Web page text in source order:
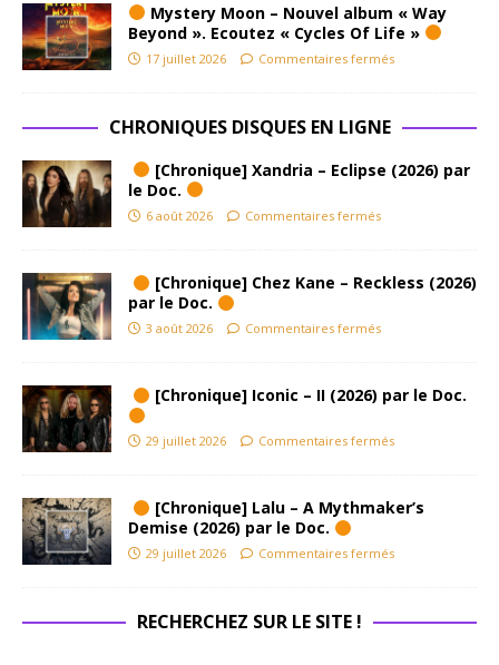
Mystery Moon – Nouvel album « Way
Beyond ». Ecoutez « Cycles Of Life »
17 juillet 2026 Commentaires fermés
CHRONIQUES DISQUES EN LIGNE
[Chronique] Xandria – Eclipse (2026) par
le Doc.
6 août 2026 Commentaires fermés
[Chronique] Chez Kane – Reckless (2026)
par le Doc.
3 août 2026 Commentaires fermés
[Chronique] Iconic – II (2026) par le Doc.
29 juillet 2026 Commentaires fermés
[Chronique] Lalu – A Mythmaker’s
Demise (2026) par le Doc.
29 juillet 2026 Commentaires fermés
RECHERCHEZ SUR LE SITE !